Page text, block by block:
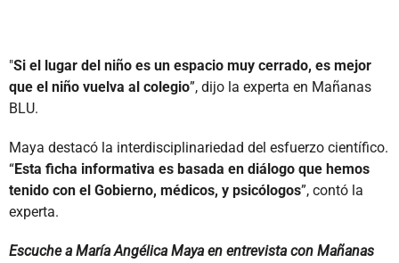
"Si el lugar del niño es un espacio muy cerrado, es mejor
que el niño vuelva al colegio”, dijo la experta en Mañanas
BLU.
Maya destacó la interdisciplinariedad del esfuerzo científico.
“Esta ficha informativa es basada en diálogo que hemos
tenido con el Gobierno, médicos, y psicólogos”, contó la
experta.
Escuche a María Angélica Maya en entrevista con Mañanas